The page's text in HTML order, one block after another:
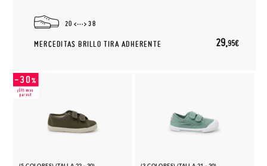
20 38
MERCEDITAS BRILLO TIRA ADHERENTE 29,95€